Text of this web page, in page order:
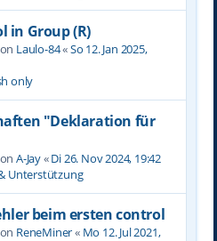
in Group (R)
Laulo-84«So 12. Jan 2025,
only
"Deklaration für
A-Jay«Di 26. Nov 2024, 19:42
Unterstützung
beim ersten control
ReneMiner« Mo 12. Jul 2021,